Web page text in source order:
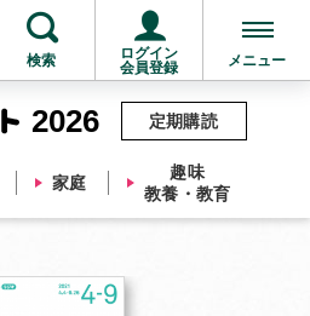
検索
ログイン
会員登録
メニュー
2026
家庭
趣味
教養・教育
定期購読
商品を買う